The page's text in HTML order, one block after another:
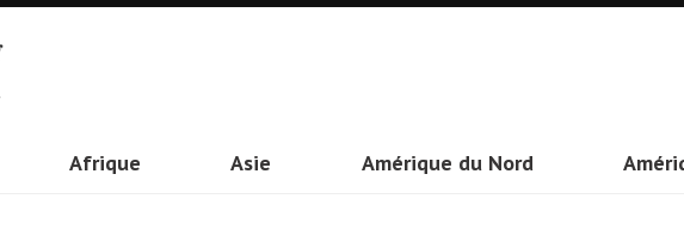
Afrique Asie Amérique du Nord